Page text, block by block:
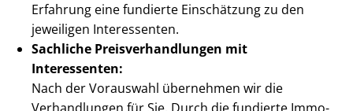
Erfahrung eine fundierte Einschätzung zu den
jeweiligen Interessenten.
Sachliche Preis­ver­hand­lun­gen mit
Interessenten:
Nach der Vorauswahl übernehmen wir die